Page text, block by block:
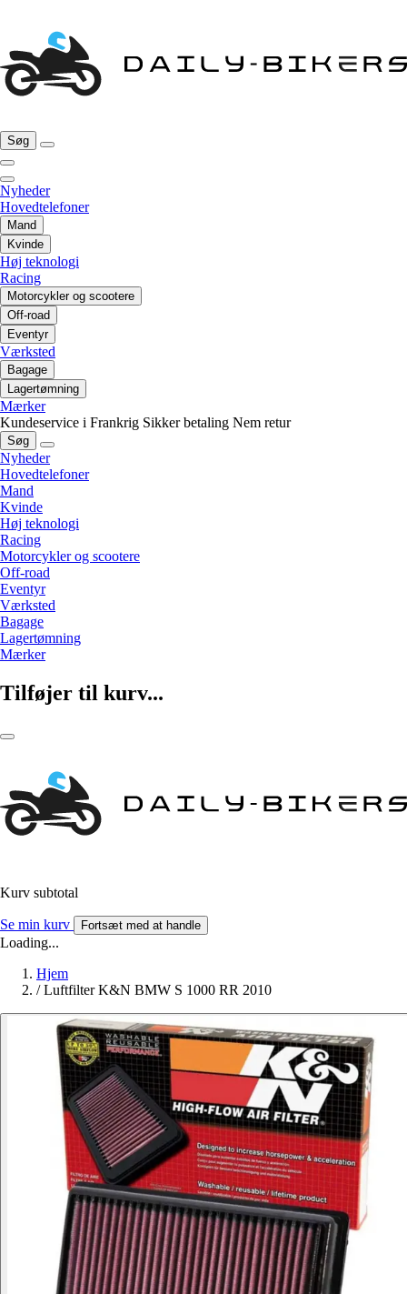
Søg
Nyheder
Hovedtelefoner
Mand
Kvinde
Høj teknologi
Racing
Motorcykler og scootere
Off-road
Eventyr
Værksted
Bagage
Lagertømning
Mærker
Kundeservice i Frankrig Sikker betaling Nem retur
Søg
Nyheder
Hovedtelefoner
Mand
Kvinde
Høj teknologi
Racing
Motorcykler og scootere
Off-road
Eventyr
Værksted
Bagage
Lagertømning
Mærker
Tilføjer til kurv...
Kurv subtotal
Se min kurv Fortsæt med at handle
Loading...
Hjem
/ Luftfilter K&N BMW S 1000 RR 2010